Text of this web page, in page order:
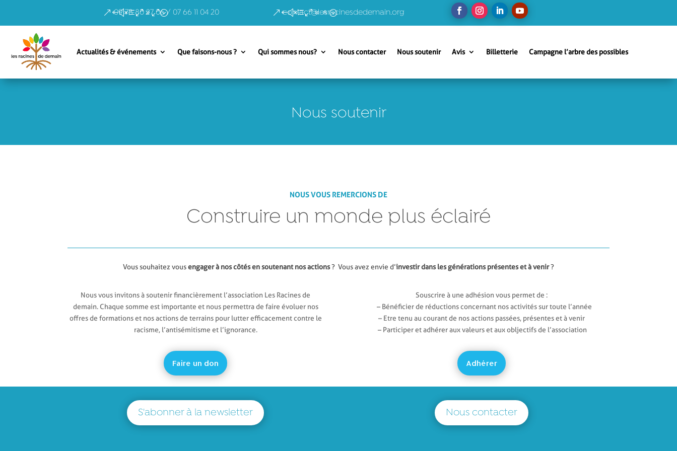
09 78 80 27 06 / 07 66 11 04 20 contact@lesracinesdedemain.org
Actualités & événements Que faisons-nous ? Qui sommes nous? Nous contacter Nous soutenir Avis Billetterie Campagne l’arbre des possibles
Nous soutenir
NOUS VOUS REMERCIONS DE
Construire un monde plus éclairé
Vous souhaitez vousengager à nos côtés en soutenant nos actions? Vous avez envie d’investir dans les générations présentes et à venir?
Nous vous invitons à soutenir financièrement l’association Les Racines de
demain. Chaque somme est importante et nous permettra de faire évoluer nos
offres de formations et nos actions de terrains pour lutter efficacement contre le
racisme, l’antisémitisme et l’ignorance.
Faire un don
Souscrire à une adhésion vous permet de :
– Bénéficier de réductions concernant nos activités sur toute l’année
– Etre tenu au courant de nos actions passées, présentes et à venir
– Participer et adhérer aux valeurs et aux obljectifs de l’association
Adhérer
S'abonner à la newsletter Nous contacter